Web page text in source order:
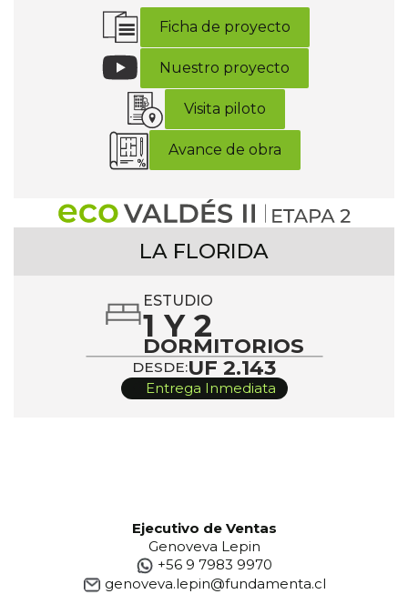
Ficha de proyecto
Nuestro proyecto
Visita piloto
Avance de obra
LA FLORIDA
ESTUDIO
1 Y 2
DORMITORIOS
DESDE:UF 2.143
Entrega Inmediata
Ejecutivo de Ventas
Genoveva Lepin
+56 9 7983 9970
genoveva.lepin@fundamenta.cl